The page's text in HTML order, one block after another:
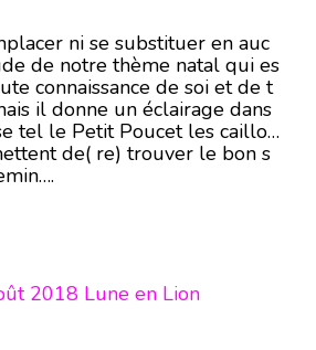
ni se substituer en auc
de notre thème natal qui es
connaissance de soi et de t
il donne un éclairage dans
tel le Petit Poucet les caillou
de( re) trouver le bon s
2018 Lune en Lion